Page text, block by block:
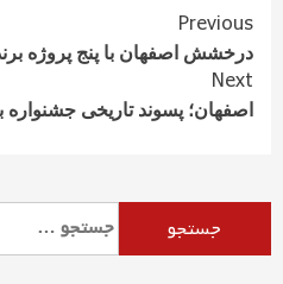
Continue
Reading
Previous
درخشش اصفهان با پنج پروژه برنده
Next
اصفهان؛ پسوند تاریخی جشنواره
برای: